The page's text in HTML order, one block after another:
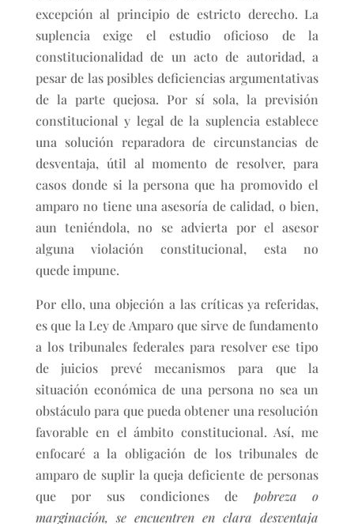
excepción al principio de estricto derecho. La
suplencia exige el estudio oficioso de la
constitucionalidad de un acto de autoridad, a
pesar de las posibles deficiencias argumentativas
de la parte quejosa. Por sí sola, la previsión
constitucional y legal de la suplencia establece
una solución reparadora de circunstancias de
desventaja, útil al momento de resolver, para
casos donde si la persona que ha promovido el
amparo no tiene una asesoría de calidad, o bien,
aun teniéndola, no se advierta por el asesor
alguna violación constitucional, esta no
quede impune.
Por ello, una objeción a las críticas ya referidas,
es que la Ley de Amparo que sirve de fundamento
a los tribunales federales para resolver ese tipo
de juicios prevé mecanismos para que la
situación económica de una persona no sea un
obstáculo para que pueda obtener una resolución
favorable en el ámbito constitucional. Así, me
enfocaré a la obligación de los tribunales de
amparo de suplir la queja deficiente de personas
que por sus condiciones de pobreza o
marginación, se encuentren en clara desventaja